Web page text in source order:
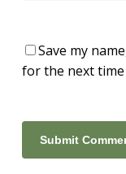
Save my
for the next time